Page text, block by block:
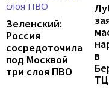
Зеленский:
Россия
сосредоточила
под Москвой
три слоя ПВО
в